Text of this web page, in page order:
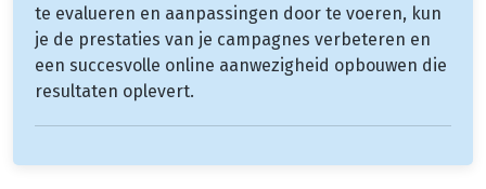
te evalueren en aanpassingen door te voeren, kun
je de prestaties van je campagnes verbeteren en
een succesvolle online aanwezigheid opbouwen die
resultaten oplevert.